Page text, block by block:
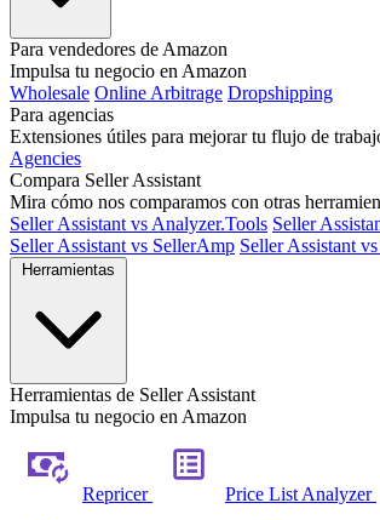
Para vendedores de Amazon
Impulsa tu negocio en Amazon
Wholesale Online Arbitrage Dropshipping
Para agencias
Extensiones útiles para mejorar tu flujo de
Agencies
Compara Seller Assistant
Mira cómo nos comparamos con otras
Seller Assistant vs Analyzer.Tools Seller
Seller Assistant vs SellerAmp Seller Assistant
Herramientas de Seller Assistant
Impulsa tu negocio en Amazon
Repricer Price List Analyzer